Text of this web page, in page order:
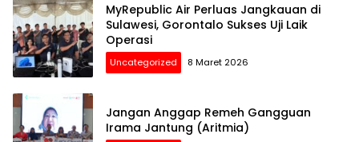
MyRepublic Air Perluas Jangkauan di
Sulawesi, Gorontalo Sukses Uji Laik
Operasi
Uncategorized 8 Maret 2026
Jangan Anggap Remeh Gangguan
Irama Jantung (Aritmia)